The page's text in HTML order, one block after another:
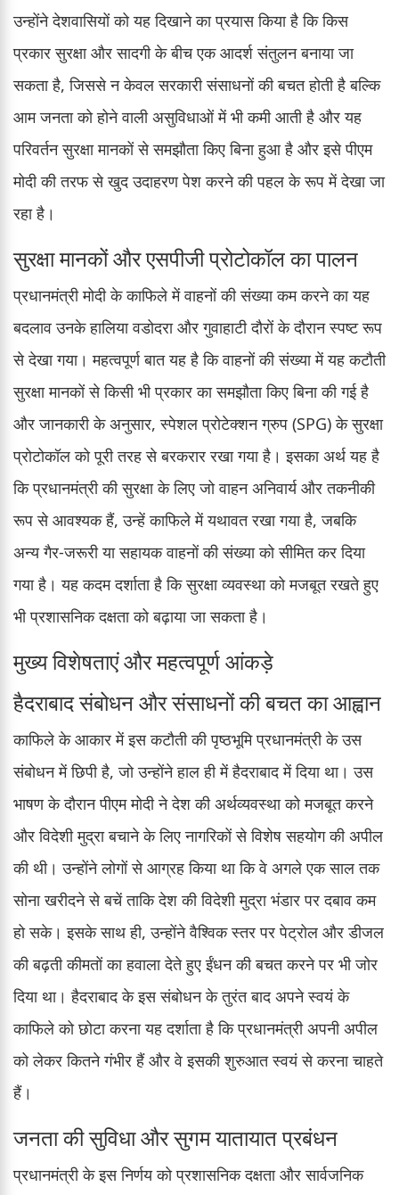
उन्होंने देशवासियों को यह दिखाने का प्रयास किया है कि किस
प्रकार सुरक्षा और सादगी के बीच एक आदर्श संतुलन बनाया जा
सकता है, जिससे न केवल सरकारी संसाधनों की बचत होती है बल्कि
आम जनता को होने वाली असुविधाओं में भी कमी आती है और यह
परिवर्तन सुरक्षा मानकों से समझौता किए बिना हुआ है और इसे पीएम
मोदी की तरफ से खुद उदाहरण पेश करने की पहल के रूप में देखा जा
रहा है।
सुरक्षा मानकों और एसपीजी प्रोटोकॉल का पालन
प्रधानमंत्री मोदी के काफिले में वाहनों की संख्या कम करने का यह
बदलाव उनके हालिया वडोदरा और गुवाहाटी दौरों के दौरान स्पष्ट रूप
से देखा गया। महत्वपूर्ण बात यह है कि वाहनों की संख्या में यह कटौती
सुरक्षा मानकों से किसी भी प्रकार का समझौता किए बिना की गई है
और जानकारी के अनुसार, स्पेशल प्रोटेक्शन ग्रुप (SPG) के सुरक्षा
प्रोटोकॉल को पूरी तरह से बरकरार रखा गया है। इसका अर्थ यह है
कि प्रधानमंत्री की सुरक्षा के लिए जो वाहन अनिवार्य और तकनीकी
रूप से आवश्यक हैं, उन्हें काफिले में यथावत रखा गया है, जबकि
अन्य गैर-जरूरी या सहायक वाहनों की संख्या को सीमित कर दिया
गया है। यह कदम दर्शाता है कि सुरक्षा व्यवस्था को मजबूत रखते हुए
भी प्रशासनिक दक्षता को बढ़ाया जा सकता है।
मुख्य विशेषताएं और महत्वपूर्ण आंकड़े
हैदराबाद संबोधन और संसाधनों की बचत का आह्वान
काफिले के आकार में इस कटौती की पृष्ठभूमि प्रधानमंत्री के उस
संबोधन में छिपी है, जो उन्होंने हाल ही में हैदराबाद में दिया था। उस
भाषण के दौरान पीएम मोदी ने देश की अर्थव्यवस्था को मजबूत करने
और विदेशी मुद्रा बचाने के लिए नागरिकों से विशेष सहयोग की अपील
की थी। उन्होंने लोगों से आग्रह किया था कि वे अगले एक साल तक
सोना खरीदने से बचें ताकि देश की विदेशी मुद्रा भंडार पर दबाव कम
हो सके। इसके साथ ही, उन्होंने वैश्विक स्तर पर पेट्रोल और डीजल
की बढ़ती कीमतों का हवाला देते हुए ईंधन की बचत करने पर भी जोर
दिया था। हैदराबाद के इस संबोधन के तुरंत बाद अपने स्वयं के
काफिले को छोटा करना यह दर्शाता है कि प्रधानमंत्री अपनी अपील
को लेकर कितने गंभीर हैं और वे इसकी शुरुआत स्वयं से करना चाहते
हैं।
जनता की सुविधा और सुगम यातायात प्रबंधन
प्रधानमंत्री के इस निर्णय को प्रशासनिक दक्षता और सार्वजनिक